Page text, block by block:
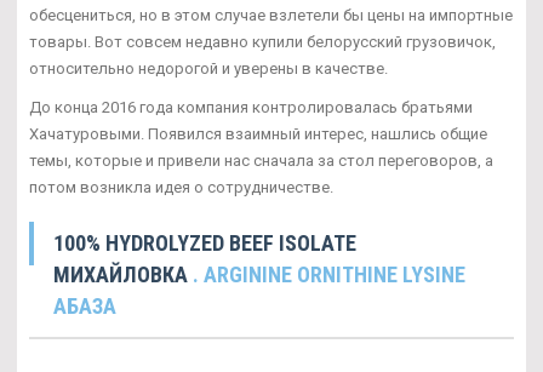
обесцениться, но в этом случае взлетели бы цены на импортные
товары. Вот совсем недавно купили белорусский грузовичок,
относительно недорогой и уверены в качестве.
До конца 2016 года компания контролировалась братьями
Хачатуровыми. Появился взаимный интерес, нашлись общие
темы, которые и привели нас сначала за стол переговоров, а
потом возникла идея о сотрудничестве.
100% HYDROLYZED BEEF ISOLATE
МИХАЙЛОВКА . ARGININE ORNITHINE LYSINE
АБАЗА